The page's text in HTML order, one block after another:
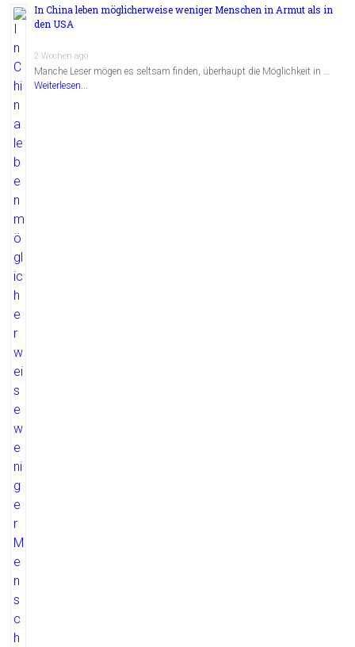
In China leben möglicherweise weniger Menschen in Armut als in
den USA
2 Wochen ago
Manche Leser mögen es seltsam finden, überhaupt die Möglichkeit in …
Weiterlesen...